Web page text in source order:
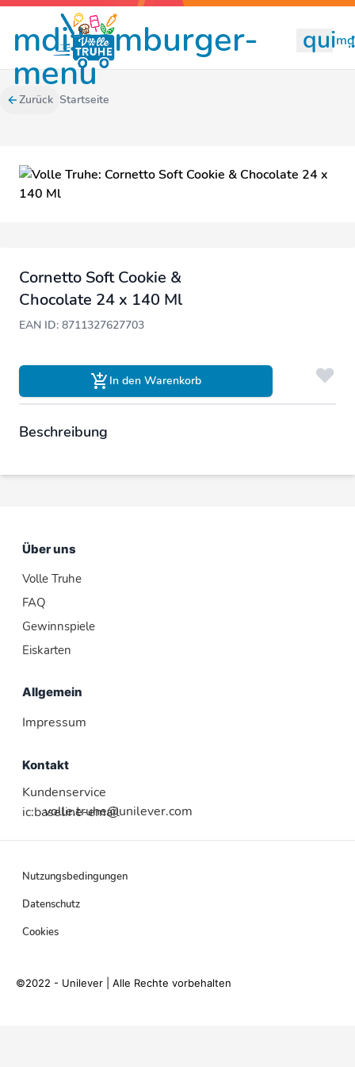
mdi:hamburger-
menu
Zurück Startseite
Cornetto Soft Cookie &
Chocolate 24 x 140 Ml
EAN ID: 8711327627703
In den Warenkorb
Beschreibung
Über uns
Volle Truhe
FAQ
Gewinnspiele
Eiskarten
Allgemein
Impressum
Kontakt
Kundenservice
ic:baseline-email
volle.truhe@unilever.com
Nutzungsbedingungen
Datenschutz
Cookies
©2022 - Unilever | Alle Rechte vorbehalten